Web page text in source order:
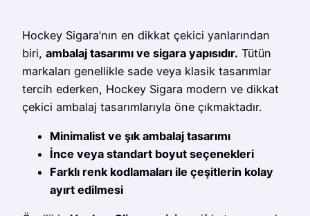
Hockey Sigara’nın en dikkat çekici yanlarından
biri, ambalaj tasarımı ve sigara yapısıdır. Tütün
markaları genellikle sade veya klasik tasarımlar
tercih ederken, Hockey Sigara modern ve dikkat
çekici ambalaj tasarımlarıyla öne çıkmaktadır.
Minimalist ve şık ambalaj tasarımı
İnce veya standart boyut seçenekleri
Farklı renk kodlamaları ile çeşitlerin kolay
ayırt edilmesi